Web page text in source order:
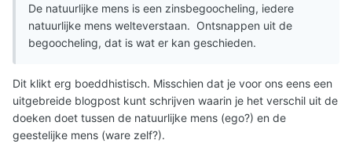
De natuurlijke mens is een zinsbegoocheling, iedere
natuurlijke mens welteverstaan. Ontsnappen uit de
begoocheling, dat is wat er kan geschieden.
Dit klikt erg boeddhistisch. Misschien dat je voor ons eens een
uitgebreide blogpost kunt schrijven waarin je het verschil uit de
doeken doet tussen de natuurlijke mens (ego?) en de
geestelijke mens (ware zelf?).